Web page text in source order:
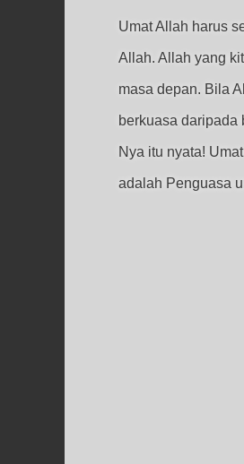
Umat Allah harus
Allah. Allah yang
masa depan. Bila
berkuasa daripada
Nya itu nyata!
adalah Penguasa